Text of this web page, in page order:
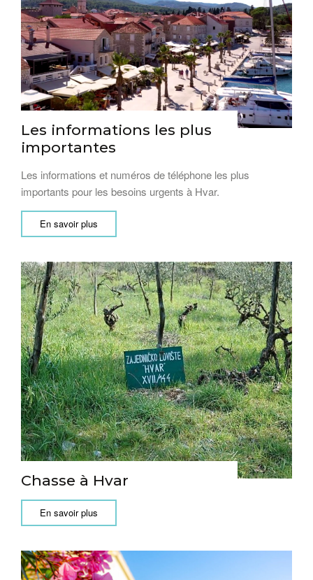
Les informations les plus
importantes
Les informations et numéros de téléphone les plus
importants pour les besoins urgents à Hvar.
En savoir plus
Chasse à Hvar
En savoir plus